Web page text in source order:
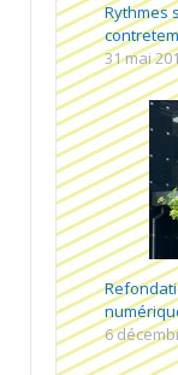
Rythmes
31 mai
6